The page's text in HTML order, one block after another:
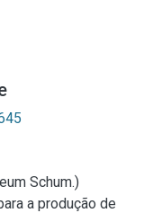
Schum.)
a produção de